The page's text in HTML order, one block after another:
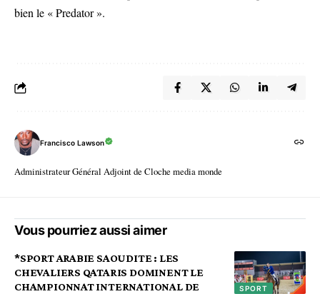
bien le « Predator ».
Francisco Lawson
Administrateur Général Adjoint de Cloche media monde
Vous pourriez aussi aimer
SPORT
*SPORT ARABIE SAOUDITE : LES
CHEVALIERS QATARIS DOMINENT LE
CHAMPIONNAT INTERNATIONAL DE